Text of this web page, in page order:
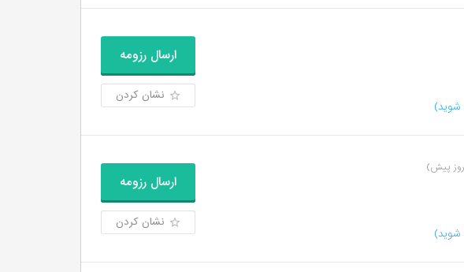
شوید)
ارسال رزومه
نشان کردن
شوید)
ارسال رزومه
نشان کردن